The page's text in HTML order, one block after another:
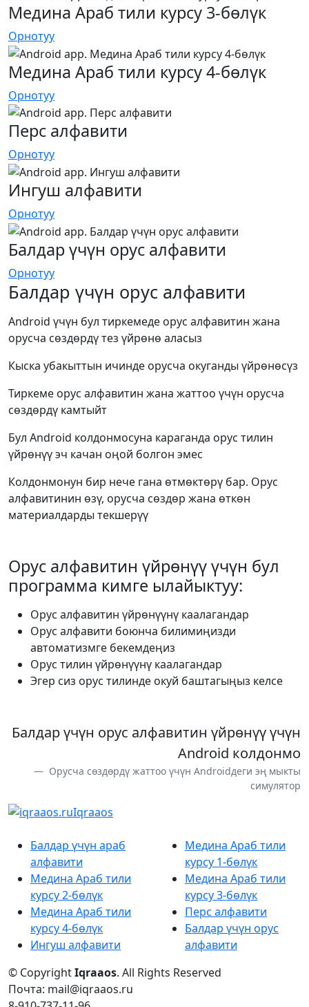
Медина Араб тили курсу 3-бөлүк
Орнотуу
Медина Араб тили курсу 4-бөлүк
Орнотуу
Перс алфавити
Орнотуу
Ингуш алфавити
Орнотуу
Балдар үчүн орус алфавити
Орнотуу
Балдар үчүн орус алфавити
Android үчүн бул тиркемеде орус алфавитин жана
орусча сөздөрдү тез үйрөнө аласыз
Кыска убакыттын ичинде орусча окуганды үйрөнөсүз
Тиркеме орус алфавитин жана жаттоо үчүн орусча
сөздөрдү камтыйт
Бул Android колдонмосуна караганда орус тилин
үйрөнүү эч качан оңой болгон эмес
Колдонмонун бир нече гана өтмөктөрү бар. Орус
алфавитинин өзү, орусча сөздөр жана өткөн
материалдарды текшерүү
Орус алфавитин үйрөнүү үчүн бул
программа кимге ылайыктуу:
Орус алфавитин үйрөнүүнү каалагандар
Орус алфавити боюнча билимиңизди
автоматизмге бекемдеңиз
Орус тилин үйрөнүүнү каалагандар
Эгер сиз орус тилинде окуй баштагыңыз келсе
Балдар үчүн орус алфавитин үйрөнүү үчүн
Android колдонмо
Орусча сөздөрдү жаттоо үчүн Androidдеги эң мыкты
симулятор
Iqraaos
Балдар үчүн араб
алфавити
Медина Араб тили
курсу 2-бөлүк
Медина Араб тили
курсу 4-бөлүк
Ингуш алфавити
Медина Араб тили
курсу 1-бөлүк
Медина Араб тили
курсу 3-бөлүк
Перс алфавити
Балдар үчүн орус
алфавити
© CopyrightIqraaos. All Rights Reserved
Почта: mail@iqraaos.ru